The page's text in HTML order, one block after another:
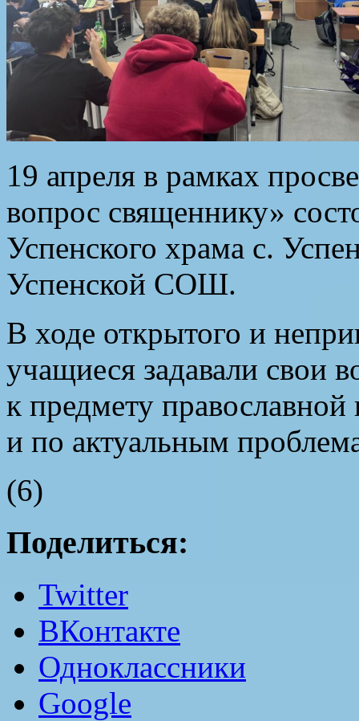
19 апреля в рамках
вопрос священнику»
Успенского храма с.
Успенской СОШ.
В ходе открытого и
учащиеся задавали свои
к предмету
и по актуальным
(6)
Поделиться:
Twitter
ВКонтакте
Одноклассники
Google